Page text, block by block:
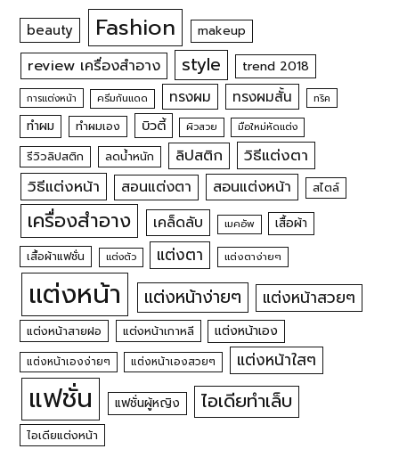
beauty Fashion makeup
review เครื่องสำอาง style trend 2018
การแต่งหน้า ครีมกันแดด ทรงผม ทรงผมสั้น ทริค
ทำผม ทำผมเอง บิวตี้ ผิวสวย มือใหม่หัดแต่ง
รีวิวลิปสติก ลดน้ำหนัก ลิปสติก
วิธีแต่งตา
วิธีแต่งหน้า
สอนแต่งตา สอนแต่งหน้า สไตล์
เครื่องสำอาง เคล็ดลับ เมคอัพ เสื้อผ้า
เสื้อผ้าแฟชั่น แต่งตัว แต่งตา แต่งตาง่ายๆ
แต่งหน้า แต่งหน้าง่ายๆ แต่งหน้าสวยๆ
แต่งหน้าสายฝอ แต่งหน้าเกาหลี แต่งหน้าเอง
แต่งหน้าเองง่ายๆ แต่งหน้าเองสวยๆ แต่งหน้าใสๆ
แฟชั่น แฟชั่นผู้หญิง ไอเดียทำเล็บ
ไอเดียแต่งหน้า